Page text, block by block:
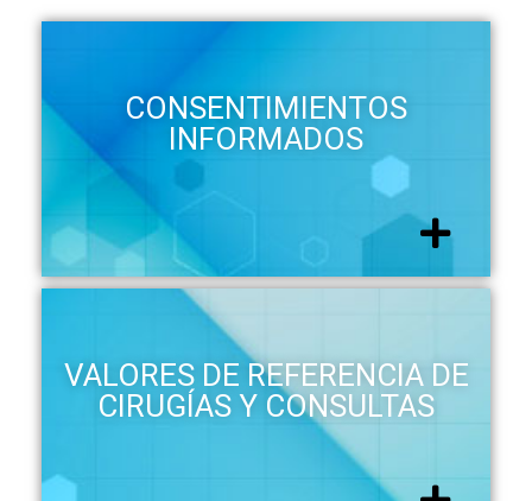
CONSENTIMIENTOS
INFORMADOS
VALORES DE REFERENCIA DE
CIRUGÍAS Y CONSULTAS